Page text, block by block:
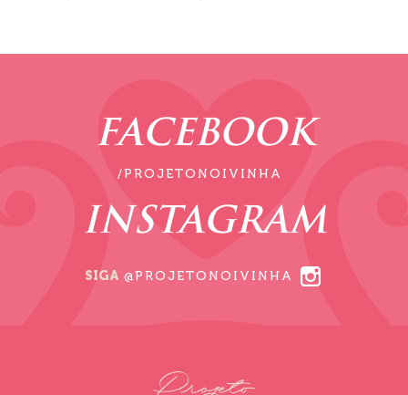
FACEBOOK
/PROJETONOIVINHA
INSTAGRAM
SIGA @PROJETONOIVINHA